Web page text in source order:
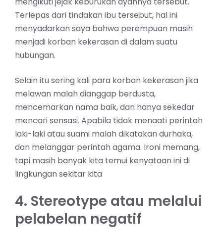
Terlepas dari tindakan ibu tersebut, hal ini
menyadarkan saya bahwa perempuan masih
menjadi korban kekerasan di dalam suatu
hubungan.
Selain itu sering kali para korban kekerasan jika
melawan malah dianggap berdusta,
mencemarkan nama baik, dan hanya sekedar
mencari sensasi. Apabila tidak menaati perintah
laki-laki atau suami malah dikatakan durhaka,
dan melanggar perintah agama. Ironi memang,
tapi masih banyak kita temui kenyataan ini di
lingkungan sekitar kita
4. Stereotype atau melalui
pelabelan negatif